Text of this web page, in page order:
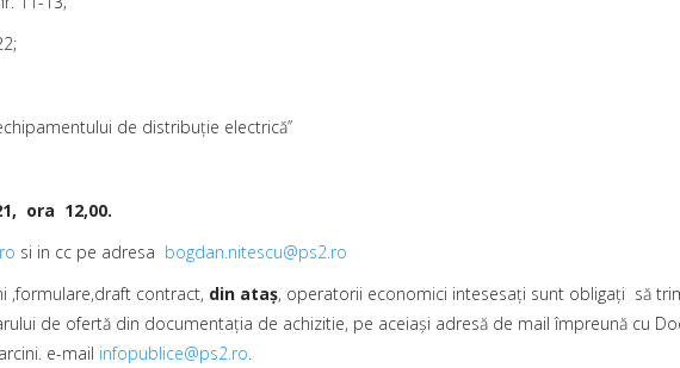
de distribuţie electrică’’
ora 12,00.
si in cc pe adresa bogdan.nitescu@ps2.ro
,formulare,draft contract, din ataş, operatorii economici intesesaţi sunt obligaţi să
de ofertă din documentaţia de achizitie, pe aceiaşi adresă de mail împreună cu
e-mail infopublice@ps2.ro.